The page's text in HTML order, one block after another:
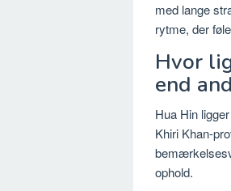
med lange
rytme, der
Hvor
end
Hua Hin
Khiri Khan-
ophold.